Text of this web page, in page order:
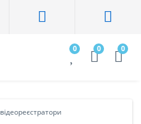
0 0 0
відеореєстратори